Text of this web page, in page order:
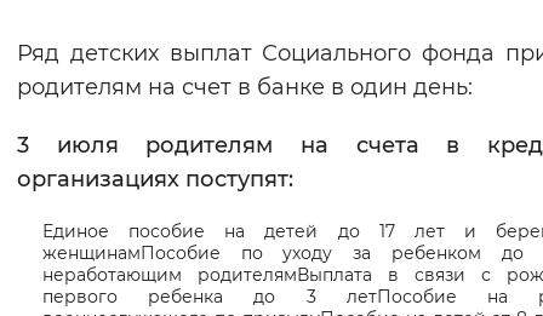
Нормальный Увеличенный
Монохромный Инверсивный
Синий фон
Изображения
Ряд детских выплат Социального фонда
родителям на счет в банке в один день:
3 июля родителям на счета в
организациях поступят:
Единое пособие на детей до 17 лет и
женщинамПособие по уходу за ребенком до
неработающим родителямВыплата в связи с
первого ребенка до 3 летПособие на